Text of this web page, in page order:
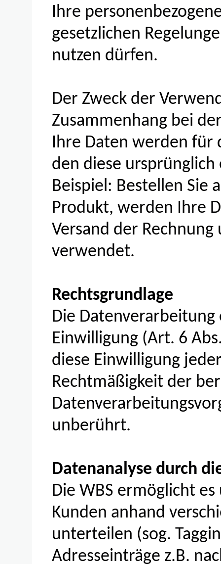
Ihre
gesetzlichen
nutzen dürfen.
Der Zweck der
Zusammenhang bei
Ihre Daten werden für
den diese
Beispiel: Bestellen Sie
Produkt, werden Ihre
Versand der
verwendet.
Rechtsgrundlage
Die
Einwilligung (Art. 6
diese Einwilligung
Rechtmäßigkeit der
unberührt.
Datenanalyse durch
Die WBS ermöglicht
Kunden anhand
unterteilen (sog.
Adresseinträge z.B.